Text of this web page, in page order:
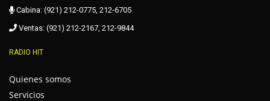
Cabina: (921) 212-0775, 212-6705
Ventas: (921) 212-2167, 212-9844
RADIO HIT
Quienes somos
Servicios